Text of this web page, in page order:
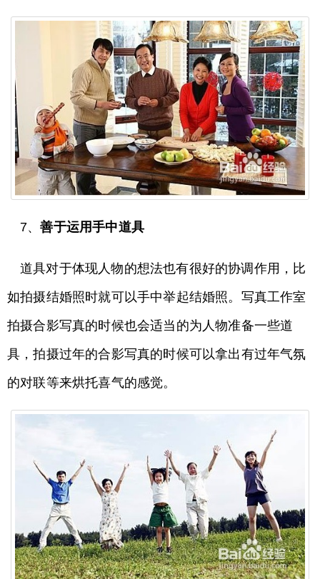
7、善于运用手中道具
道具对于体现人物的想法也有很好的协调作用，比
如拍摄结婚照时就可以手中举起结婚照。写真工作室
拍摄合影写真的时候也会适当的为人物准备一些道
具，拍摄过年的合影写真的时候可以拿出有过年气氛
的对联等来烘托喜气的感觉。